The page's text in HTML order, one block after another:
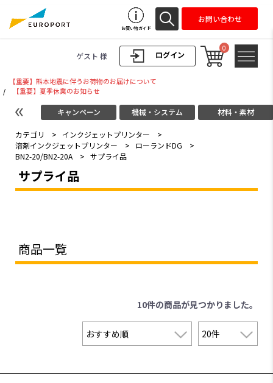
ログイン
ゲスト 様
0
お買い物ガイド
お問い合わせ
【重要】熊本地震に伴うお荷物のお届けについて
/
【重要】夏季休業のお知らせ
キャンペーン 機械・システム 材料・素材
カテゴリ > インクジェットプリンター
>
溶剤インクジェットプリンター
> ローランドDG
>
BN2-20/BN2-20A
> サプライ品
サプライ品
商品一覧
10件の商品が見つかりました。